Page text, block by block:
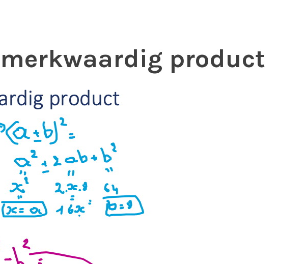
product